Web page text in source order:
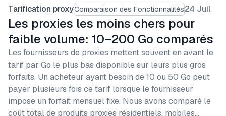
Tarification proxyComparaison des Fonctionnalités24 Juil
Les proxies les moins chers pour
faible volume: 10–200 Go comparés
Les fournisseurs de proxies mettent souvent en avant le
tarif par Go le plus bas disponible sur leurs plus gros
forfaits. Un acheteur ayant besoin de 10 ou 50 Go peut
payer plusieurs fois ce tarif lorsque le fournisseur
impose un forfait mensuel fixe. Nous avons comparé le
coût total de produits proxies résidentiels, mobiles…